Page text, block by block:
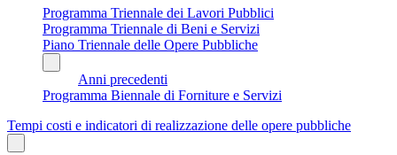
Programma Triennale dei Lavori Pubblici
Programma Triennale di Beni e Servizi
Piano Triennale delle Opere Pubbliche
Anni precedenti
Programma Biennale di Forniture e Servizi
Tempi costi e indicatori di realizzazione delle opere pubbliche